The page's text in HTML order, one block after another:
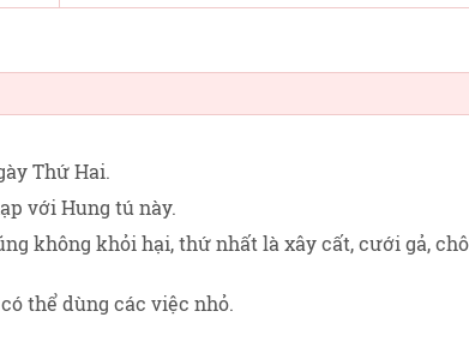
Thứ Hai.
với Hung tú này.
không khỏi hại, thứ nhất là xây cất, cưới gả,
thể dùng các việc nhỏ.